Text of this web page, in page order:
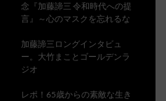
念『加藤諦三 令和時代への提
言』～心のマスクを忘れるな
加藤諦三ロングインタビュ
ー。大竹まことゴールデンラ
ジオ
レポ！65歳からの素敵な生き